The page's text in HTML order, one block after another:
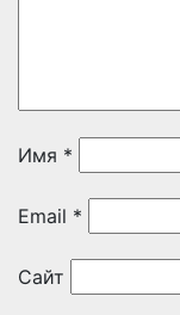
Имя *
Email *
Сайт